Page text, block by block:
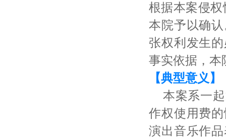
根据本案侵
本院予以确
张权利发生
事实依据，本
【典型意义】
本案系一
作权使用费
演出音乐作